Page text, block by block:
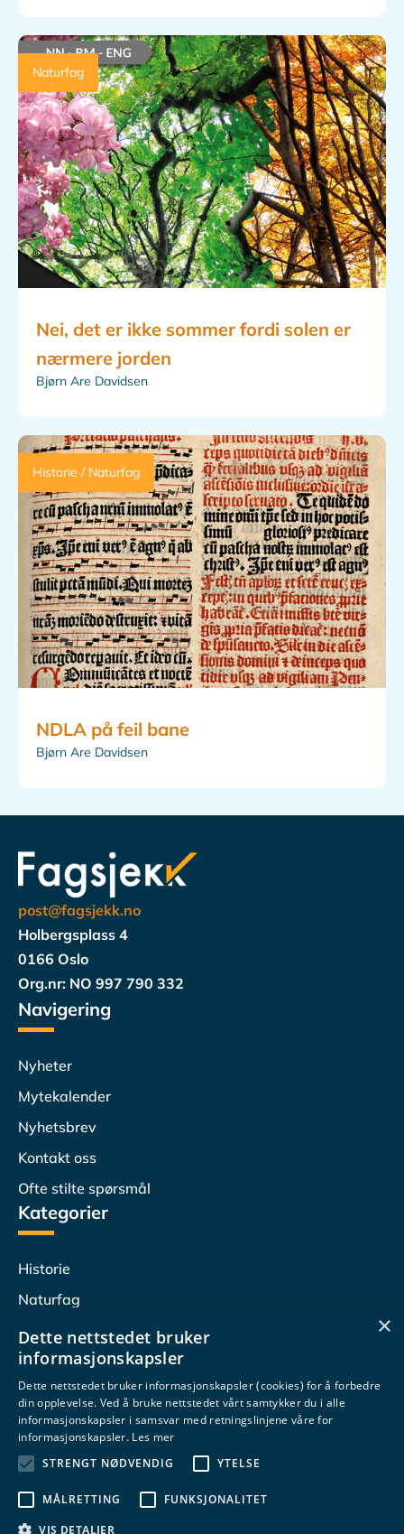
Naturfag
Nei, det er ikke sommer fordi solen er
nærmere jorden
Bjørn Are Davidsen
Historie / Naturfag
NDLA på feil bane
Bjørn Are Davidsen
post@fagsjekk.no
Holbergsplass 4
0166 Oslo
Org.nr: NO 997 790 332
Navigering
Nyheter
Mytekalender
Nyhetsbrev
Kontakt oss
Ofte stilte spørsmål
Kategorier
Historie
Naturfag
Lesersvar
Populærvitenskap
Undervisningstips
Følg oss
×
Dette nettstedet bruker
informasjonskapsler
Dette nettstedet bruker informasjonskapsler (cookies) for å forbedre
din opplevelse. Ved å bruke nettstedet vårt samtykker du i alle
informasjonskapsler i samsvar med retningslinjene våre for
informasjonskapsler. Les mer
STRENGT NØDVENDIG
YTELSE
MÅLRETTING
FUNKSJONALITET
VIS DETALJER